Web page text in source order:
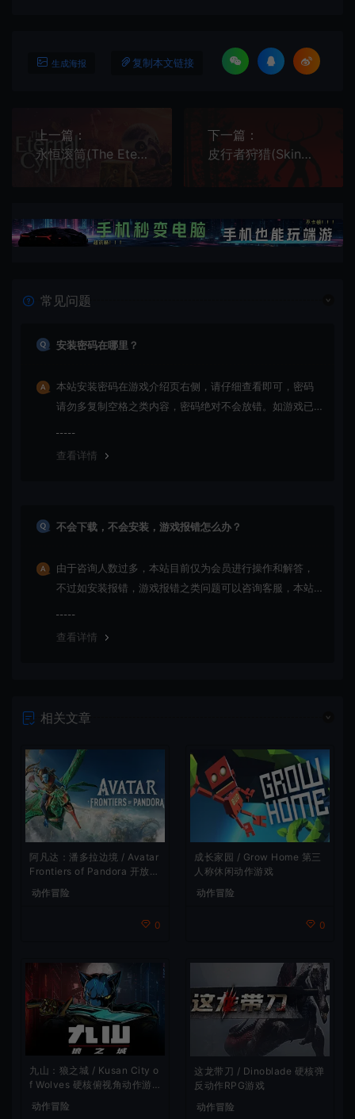
生成海报 复制本文链接
上一篇：
永恒滚筒(The Eternal Cylinder)简中|PC|动作冒险生存进化游戏
下一篇：
皮行者狩猎(Skinwalker Hunt)简中|PC|恐怖动作狩猎游戏
常见问题
安装密码在哪里？
本站安装密码在游戏介绍页右侧，请仔细查看即可，密码
请勿多复制空格之类内容，密码绝对不会放错。如游戏已
查看详情
不会下载，不会安装，游戏报错怎么办？
由于咨询人数过多，本站目前仅为会员进行操作和解答，
不过如安装报错，游戏报错之类问题可以咨询客服，本站
查看详情
相关文章
阿凡达：潘多拉边境 / Avatar
Frontiers of Pandora 开放世
动作冒险
0
成长家园 / Grow Home 第三
人称休闲动作游戏
动作冒险
0
九山：狼之城 / Kusan City o
f Wolves 硬核俯视角动作游
动作冒险
这龙带刀 / Dinoblade 硬核弹
反动作RPG游戏
动作冒险